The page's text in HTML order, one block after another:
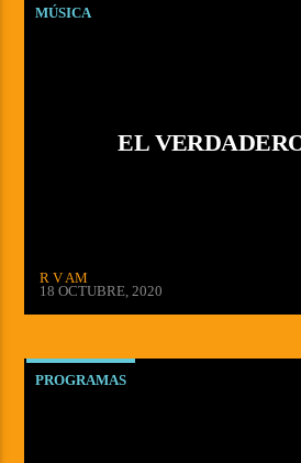
MÚSICA
EL
R V AM
18 OCTUBRE, 2020
PROGRAMAS